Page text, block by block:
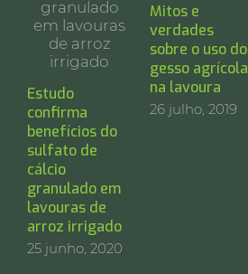
Estudo
confirma
benefícios do
sulfato de
cálcio
granulado em
lavouras de
arroz irrigado
25 junho, 2020
Mitos e
verdades
sobre o uso do
gesso agrícola
na lavoura
26 julho, 2019